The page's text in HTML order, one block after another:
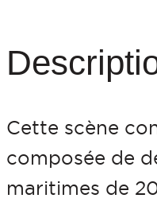
d
e
o
d
Cette scène
composée de
maritimes de